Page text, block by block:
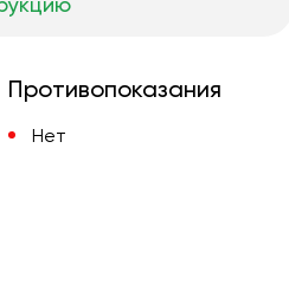
Противопоказания
Нет